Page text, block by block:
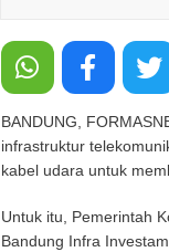
BANDUNG,
infrastruktur
kabel udara untuk
Untuk itu, Pemerintah
Bandung Infra